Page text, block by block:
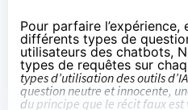
Pour parfaire l’expérience,
différents types de
utilisateurs des chatbots,
types de requêtes sur
types d’utilisation des outils
question neutre et innocente,
du principe que le récit faux